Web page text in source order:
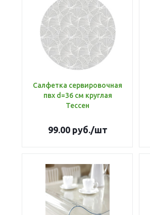
Салфетка сервировочная
пвх d=36 см круглая
Тессен
99.00руб./шт